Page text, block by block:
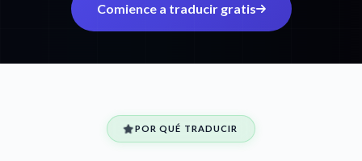
Comience a traducir gratis
POR QUÉ TRADUCIR